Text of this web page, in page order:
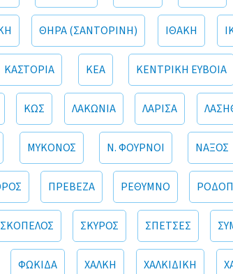
ΘΗΡΑ (ΣΑΝΤΟΡΙΝΗ) ΙΘΑΚΗ
ΚΑΣΤΟΡΙΑ ΚΕΑ ΚΕΝΤΡΙΚΗ ΕΥΒΟΙΑ
ΚΩΣ ΛΑΚΩΝΙΑ ΛΑΡΙΣΑ
ΜΥΚΟΝΟΣ Ν. ΦΟΥΡΝΟΙ ΝΑΞΟΣ
ΠΡΕΒΕΖΑ ΡΕΘΥΜΝΟ
ΣΚΟΠΕΛΟΣ ΣΚΥΡΟΣ ΣΠΕΤΣΕΣ
ΦΩΚΙΔΑ ΧΑΛΚΗ ΧΑΛΚΙΔΙΚΗ